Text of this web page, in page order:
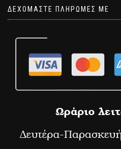
ΔΕΧΟΜΑΣΤΕ ΠΛΗΡΩΜΕΣ ΜΕ